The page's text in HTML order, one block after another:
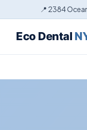
📍 2384
Eco Dental